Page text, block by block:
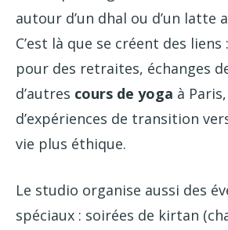
autour d’un dhal ou d’un latte
C’est là que se créent des
pour des retraites, échanges
d’autres cours de yoga à
d’expériences de transition
vie plus éthique.
Le studio organise aussi des
spéciaux : soirées de kirtan